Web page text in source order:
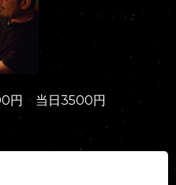
円 当日3500円